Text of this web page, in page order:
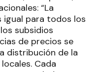
“La
para todos los
subsidios
de precios se
distribución de la
Cada